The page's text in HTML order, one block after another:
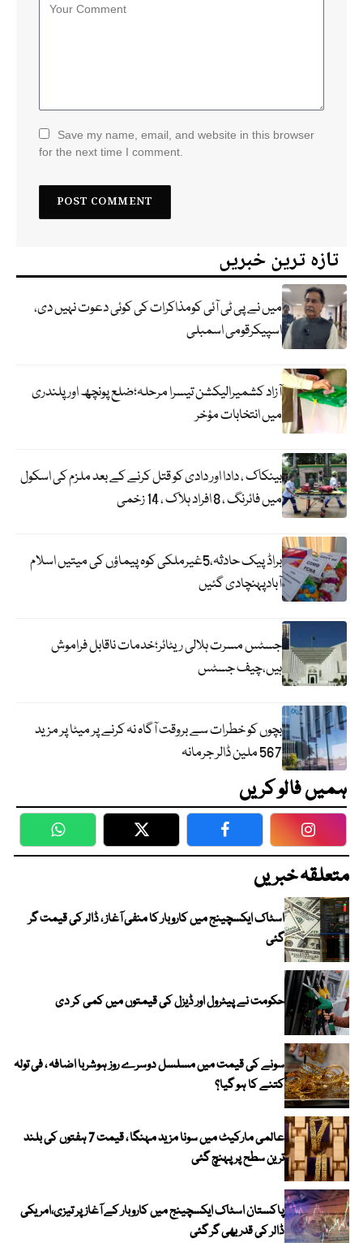
Save my name, email, and website in this browser
for the next time I comment.
تازہ ترین خبریں
میں نے پی ٹی آئی کومذاکرات کی کوئی دعوت نہیں دی،
اسپیکرقومی اسمبلی
آزاد کشمیرالیکشن تیسرا مرحلہ؛ضلع پونچھ اور پلندری
میں انتخابات مؤخر
بینکاک ، دادا اور دادی کو قتل کرنے کے بعد ملزم کی اسکول
میں فائرنگ ، 8 افراد ہلاک ، 14 زخمی
براڈ پیک حادثہ،5غیرملکی کوہ پیماؤں کی میتیں اسلام
آبادپہنچادی گئیں
جسٹس مسرت ہلالی ریٹائر؛خدمات ناقابل فراموش
ہیں،چیف جسٹس
بچوں کو خطرات سے بروقت آگاہ نہ کرنے پر میٹا پر مزید
567 ملین ڈالر جرمانہ
ہمیں فالو کریں
WhatsApp Twitter Facebook
متعلقہ خبریں
اسٹاک ایکسچینج میں کاروبار کا منفی آغاز ، ڈالر کی قیمت گر
گئی
حکومت نے پیٹرول اور ڈیزل کی قیمتوں میں کمی کر دی
سونے کی قیمت میں مسلسل دوسرے روز ہوشربا اضافہ ، فی تولہ
کتنے کا ہو گیا؟
عالمی مارکیٹ میں سونا مزید مہنگا ، قیمت 7 ہفتوں کی بلند
ترین سطح پر پہنچ گئی
پاکستان اسٹاک ایکسچینج میں کاروبار کے آغاز پر تیزی،امریکی
ڈالر کی قدر بھی گر گئی